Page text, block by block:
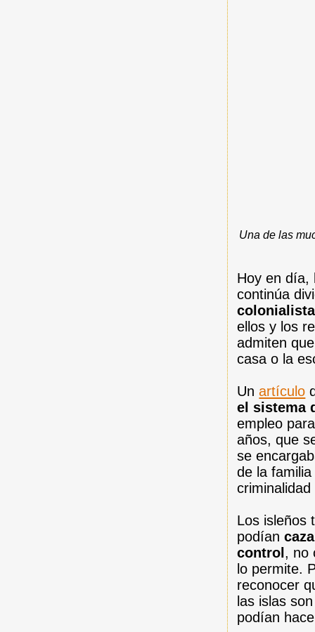
Una de las
Hoy en día,
continúa
ellos y los
admiten
casa o la
Unartículo
el sistema
empleo
años, que
se
de la
Los isleños
podían
control , no
lo permite.
reconocer
las islas
podían